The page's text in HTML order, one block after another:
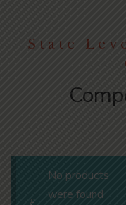
State
No products
were found